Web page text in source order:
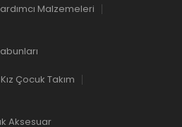
Malzemeleri
Kız Çocuk Takım
Aksesuar